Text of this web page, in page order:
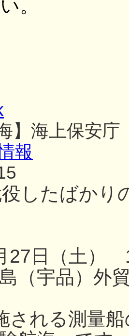
。
海】海上保安
報
したばかり
27日（土）
（宇品）外
される測量